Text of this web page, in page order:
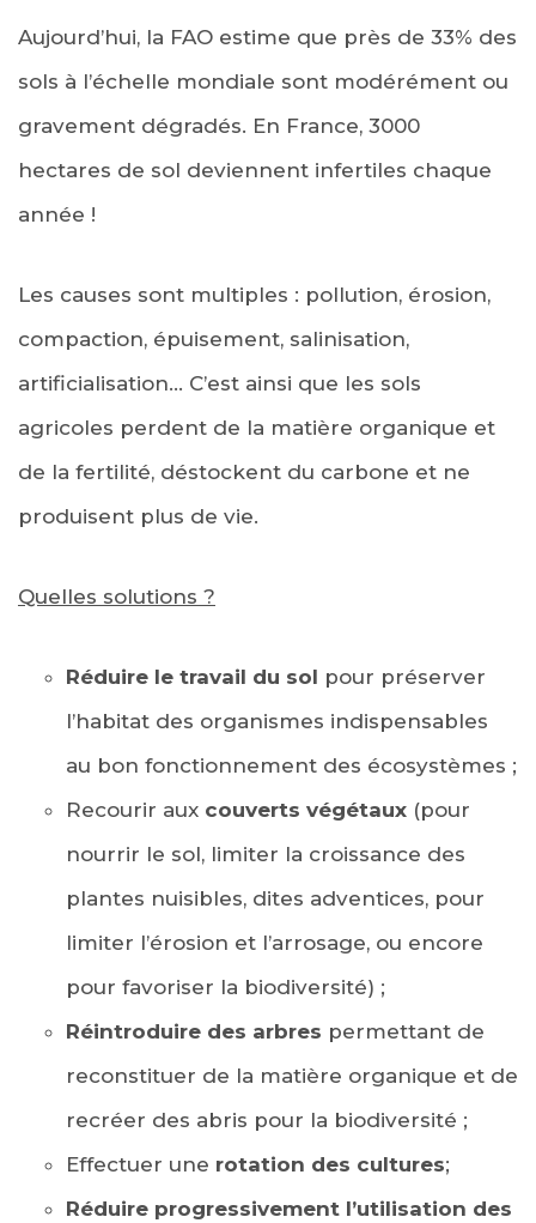
Aujourd’hui, la FAO estime que près de 33% des
sols à l’échelle mondiale sont modérément ou
gravement dégradés. En France, 3000
hectares de sol deviennent infertiles chaque
année !
Les causes sont multiples : pollution, érosion,
compaction, épuisement, salinisation,
artificialisation… C’est ainsi que les sols
agricoles perdent de la matière organique et
de la fertilité, déstockent du carbone et ne
produisent plus de vie.
Quelles solutions ?
Réduire le travail du sol pour préserver
l’habitat des organismes indispensables
au bon fonctionnement des écosystèmes ;
Recourir aux couverts végétaux (pour
nourrir le sol, limiter la croissance des
plantes nuisibles, dites adventices, pour
limiter l’érosion et l’arrosage, ou encore
pour favoriser la biodiversité) ;
Réintroduire des arbres permettant de
reconstituer de la matière organique et de
recréer des abris pour la biodiversité ;
Effectuer une rotation des cultures;
Réduire progressivement l’utilisation des